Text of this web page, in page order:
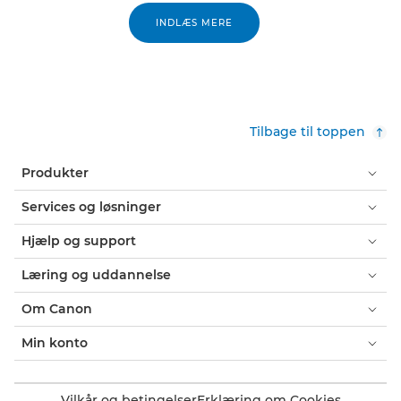
INDLÆS MERE
Tilbage til toppen
Produkter
Services og løsninger
Hjælp og support
Læring og uddannelse
Om Canon
Min konto